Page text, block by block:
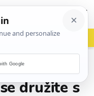
vrh! woot?!
družite s
Google